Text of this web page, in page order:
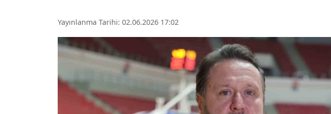
Yayınlanma Tarihi: 02.06.2026 17:02